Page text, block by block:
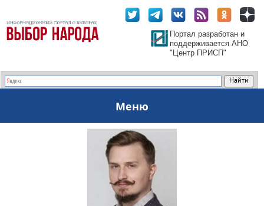
Портал разработан и
поддерживается АНО
"Центр ПРИСП"
Меню